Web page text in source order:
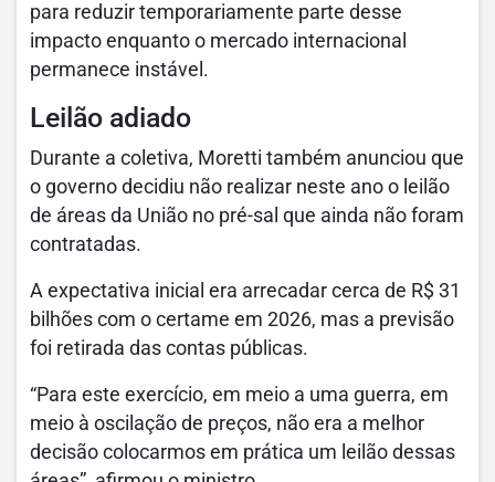
para reduzir temporariamente parte desse
impacto enquanto o mercado internacional
permanece instável.
Leilão adiado
Durante a coletiva, Moretti também anunciou que
o governo decidiu não realizar neste ano o leilão
de áreas da União no pré-sal que ainda não foram
contratadas.
A expectativa inicial era arrecadar cerca de R$ 31
bilhões com o certame em 2026, mas a previsão
foi retirada das contas públicas.
“Para este exercício, em meio a uma guerra, em
meio à oscilação de preços, não era a melhor
decisão colocarmos em prática um leilão dessas